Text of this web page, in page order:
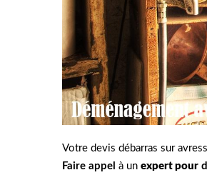
Votre devis débarras sur
Faire appel à un expert pour